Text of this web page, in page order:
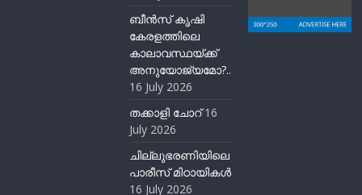
ബീന്‍സ് കൃഷി
കേരളത്തിലെ
കാലാവസ്ഥയ്ക്ക്
അനുയോജ്യമോ?..
16 July 2026
തക്കാളി ചോറ് 16
July 2026
ചില്ലുഭരണിയിലെ
പാരീസ് മിഠായികള്‍
16 July 2026